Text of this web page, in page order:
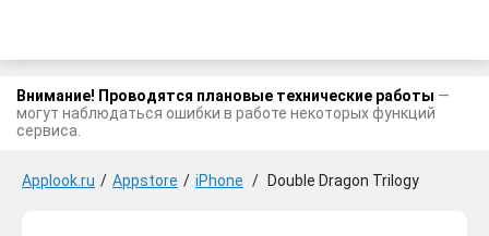
Внимание! Проводятся плановые технические работы —
могут наблюдаться ошибки в работе некоторых функций
сервиса.
Applook.ru / Appstore / iPhone / Double Dragon Trilogy